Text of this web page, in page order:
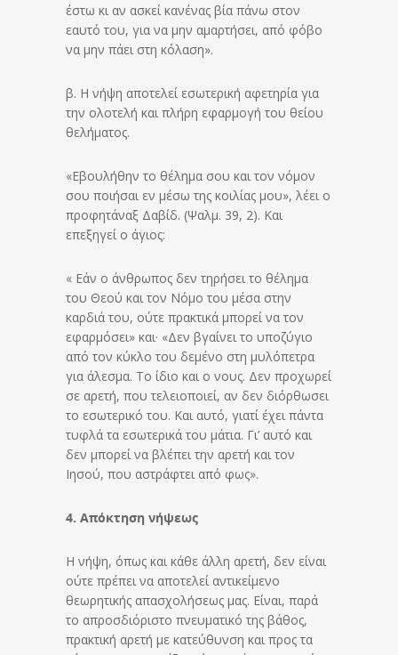
έστω κι αν ασκεί κανένας βία πάνω στον
εαυτό του, για να μην αμαρτήσει, από φόβο
να μην πάει στη κόλαση».
β. Η νήψη αποτελεί εσωτερική αφετηρία για
την ολοτελή και πλήρη εφαρμογή του θείου
θελήματος.
«Εβουλήθην το θέλημα σου και τον νόμον
σου ποιήσαι εν μέσω της κοιλίας μου», λέει ο
προφητάναξ Δαβίδ. (Ψαλμ. 39, 2). Και
επεξηγεί ο άγιος:
« Εάν ο άνθρωπος δεν τηρήσει το θέλημα
του Θεού και τον Νόμο του μέσα στην
καρδιά του, ούτε πρακτικά μπορεί να τον
εφαρμόσει» και· «Δεν βγαίνει το υποζύγιο
από τον κύκλο του δεμένο στη μυλόπετρα
για άλεσμα. Το ίδιο και ο νους. Δεν προχωρεί
σε αρετή, που τελειοποιεί, αν δεν διόρθωσει
το εσωτερικό του. Και αυτό, γιατί έχει πάντα
τυφλά τα εσωτερικά του μάτια. Γι’ αυτό και
δεν μπορεί να βλέπει την αρετή και τον
Ιησού, που αστράφτει από φως».
4. Απόκτηση νήψεως
Η νήψη, όπως και κάθε άλλη αρετή, δεν είναι
ούτε πρέπει να αποτελεί αντικείμενο
θεωρητικής απασχολήσεως μας. Είναι, παρά
το απροσδιόριστο πνευματικό της βάθος,
πρακτική αρετή με κατεύθυνση και προς τα